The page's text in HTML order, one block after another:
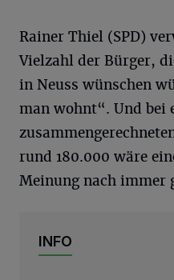
Rainer Thiel (SPD)
Vielzahl der Bürger,
in Neuss wünschen
man wohnt“. Und bei
rund 180.000 wäre
Meinung nach immer
INFO